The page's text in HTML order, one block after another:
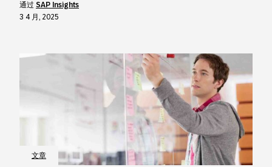
通过 SAP Insights
3 4 月, 2025
文章